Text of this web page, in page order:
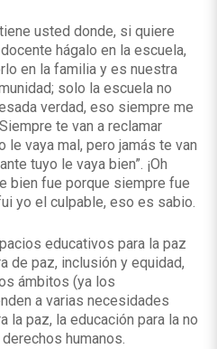
usted donde, si quiere
hágalo en la escuela,
en la familia y es nuestra
solo la escuela no
verdad, eso siempre me
te van a reclamar
le vaya mal, pero jamás te van
tuyo le vaya bien”. ¡Oh
bien fue porque siempre fue
yo el culpable, eso es sabio.
educativos para la paz
de paz, inclusión y equidad,
ámbitos (ya los
a varias necesidades
la paz, la educación para la no
humanos.